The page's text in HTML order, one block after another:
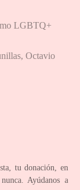
LGBTQ+
Octavio
tu donación, en
Ayúdanos a